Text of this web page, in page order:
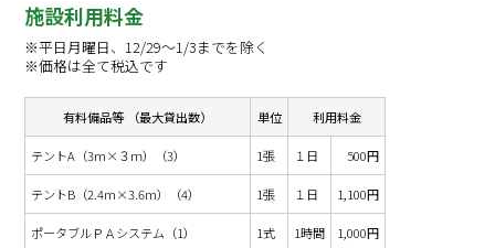
施設利用料金
※平日月曜日、12/29～1/3までを除く
※価格は全て税込です
有料備品等 （最大貸出数） 単位 利用料金
テントA（3m×３ｍ）（3） 1張 １日 500円
テントB（2.4m×3.6m）（4） 1張 １日 1,100円
ポータブルＰＡシステム（1） 1式 1時間 1,000円